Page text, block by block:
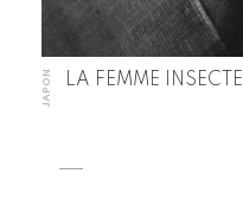
JAPON LA FEMME INSECTE